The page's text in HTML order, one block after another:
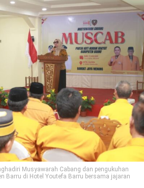
Musyawarah Cabang dan pengukuhan
Barru di Hotel Youtefa Barru bersama jajaran